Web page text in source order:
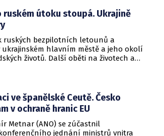
ruském útoku stoupá. Ukrajině
ruských bezpilotních letounů a
ukrajinském hlavním městě a jeho okolí
životů. Další oběti na životech a
ve španělské Ceutě. Česko
v ochraně hranic EU
Metnar (ANO) se zúčastnil
jednání ministrů vnitra